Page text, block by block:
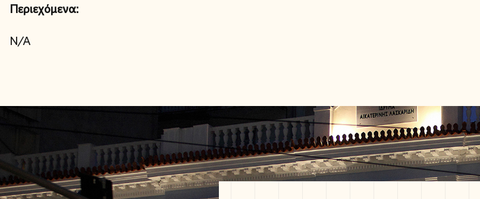
Περιεχόμενα:
N/A